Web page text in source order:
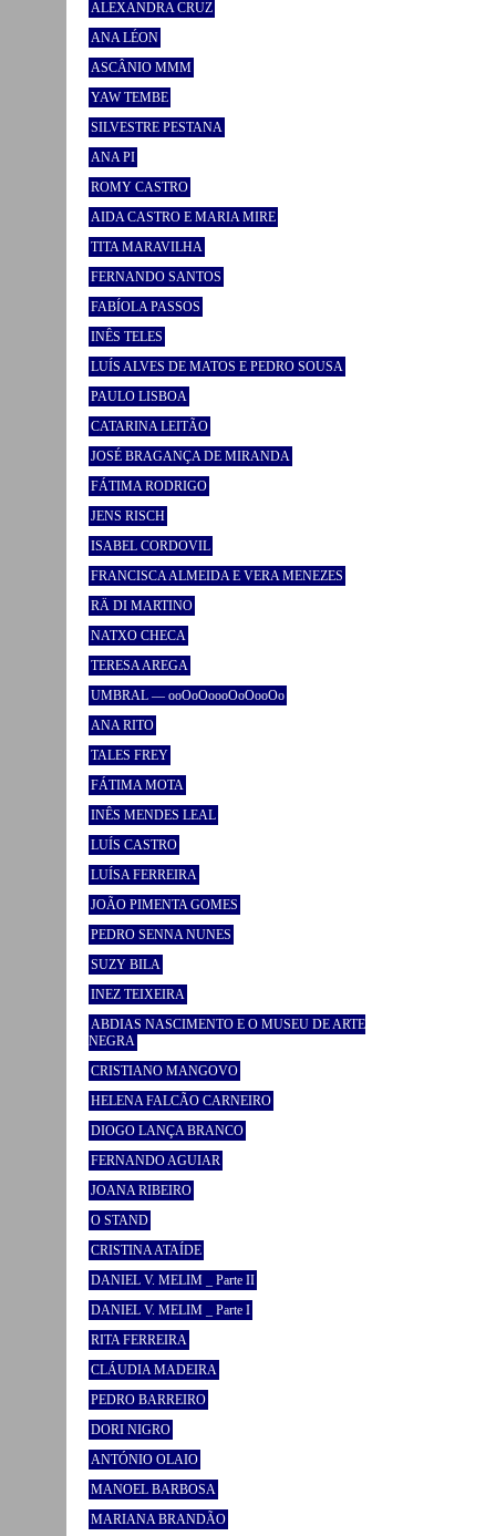
ALEXANDRA CRUZ
ANA LÉON
ASCÂNIO MMM
YAW TEMBE
SILVESTRE PESTANA
ANA PI
ROMY CASTRO
AIDA CASTRO E MARIA MIRE
TITA MARAVILHA
FERNANDO SANTOS
FABÍOLA PASSOS
INÊS TELES
LUÍS ALVES DE MATOS E PEDRO SOUSA
PAULO LISBOA
CATARINA LEITÃO
JOSÉ BRAGANÇA DE MIRANDA
FÁTIMA RODRIGO
JENS RISCH
ISABEL CORDOVIL
FRANCISCA ALMEIDA E VERA MENEZES
RÄ DI MARTINO
NATXO CHECA
TERESA AREGA
UMBRAL — ooOoOoooOoOooOo
ANA RITO
TALES FREY
FÁTIMA MOTA
INÊS MENDES LEAL
LUÍS CASTRO
LUÍSA FERREIRA
JOÃO PIMENTA GOMES
PEDRO SENNA NUNES
SUZY BILA
INEZ TEIXEIRA
ABDIAS NASCIMENTO E O MUSEU DE ARTE
NEGRA
CRISTIANO MANGOVO
HELENA FALCÃO CARNEIRO
DIOGO LANÇA BRANCO
FERNANDO AGUIAR
JOANA RIBEIRO
O STAND
CRISTINA ATAÍDE
DANIEL V. MELIM _ Parte II
DANIEL V. MELIM _ Parte I
RITA FERREIRA
CLÁUDIA MADEIRA
PEDRO BARREIRO
DORI NIGRO
ANTÓNIO OLAIO
MANOEL BARBOSA
MARIANA BRANDÃO